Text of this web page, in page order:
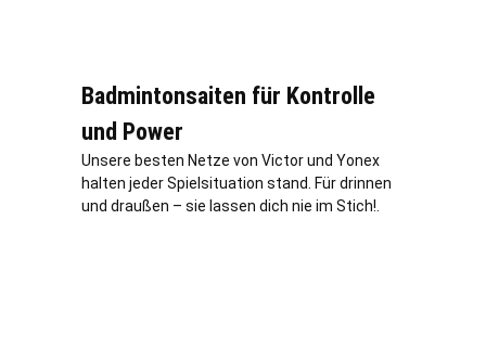
Badmintonsaiten für Kontrolle
und Power
Unsere besten Netze von Victor und Yonex
halten jeder Spielsituation stand. Für drinnen
und draußen – sie lassen dich nie im Stich!.